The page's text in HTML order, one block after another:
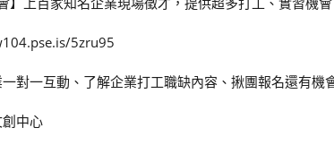
5zru95
對一互動、了解企業打工職缺內容、揪團報名還有機
中心